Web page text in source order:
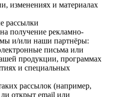
изменениях и материалах
рассылки
получение рекламно-
и/или наши партнёры:
письма или
продукции, программах
и специальных
рассылок (например,
открыт email или